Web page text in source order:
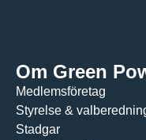
Om Green
Medlemsföretag
Styrelse &
Stadgar